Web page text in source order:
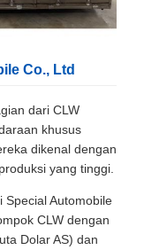
Co., Ltd
dari CLW
khusus
dikenal dengan
yang tinggi.
Special Automobile
CLW dengan
Dolar AS) dan